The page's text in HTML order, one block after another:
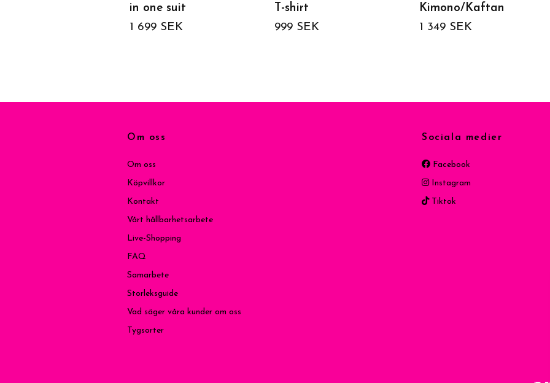
in one suit
1 699 SEK
T-shirt
999 SEK
Kimono/Kaftan
1 349 SEK
Om oss
Om oss
Köpvillkor
Kontakt
Vårt hållbarhetsarbete
Live-Shopping
FAQ
Samarbete
Storleksguide
Vad säger våra kunder om oss
Tygsorter
Sociala medier
Facebook
Instagram
Tiktok